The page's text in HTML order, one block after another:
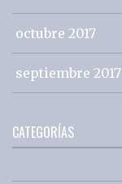
octubre 2017
septiembre 2017
CATEGORÍAS